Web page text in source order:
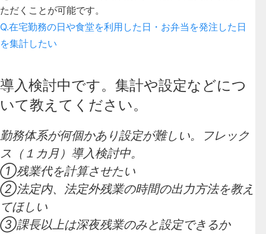
ただくことが可能です。
Q.在宅勤務の日や食堂を利用した日・お弁当を発注した日
を集計したい
導入検討中です。集計や設定などにつ
いて教えてください。
勤務体系が何個かあり設定が難しい。フレック
ス（１カ月）導入検討中。
①残業代を計算させたい
②法定内、法定外残業の時間の出力方法を教え
てほしい
③課長以上は深夜残業のみと設定できるか